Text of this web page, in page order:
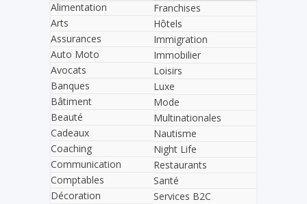
Alimentation
Arts
Assurances
Auto Moto
Avocats
Banques
Bâtiment
Beauté
Cadeaux
Coaching
Communication
Comptables
Décoration
Franchises
Hôtels
Immigration
Immobilier
Loisirs
Luxe
Mode
Multinationales
Nautisme
Night Life
Restaurants
Santé
Services B2C